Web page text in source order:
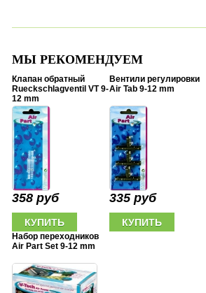
МЫ РЕКОМЕНДУЕМ
Клапан обратный
Rueckschlagventil VT 9-
12 mm
358 руб
Вентили регулировки
Air Tab 9-12 mm
335 руб
Набор переходников
Air Part Set 9-12 mm